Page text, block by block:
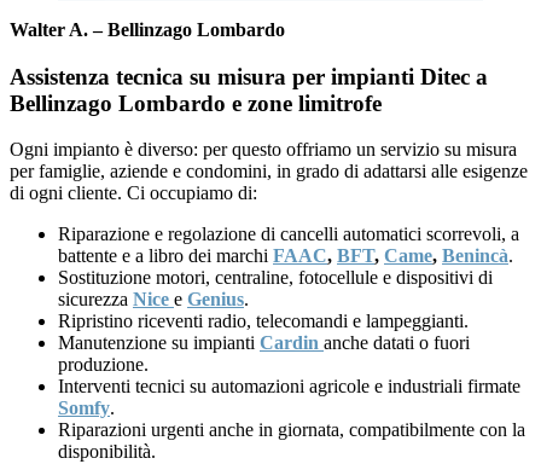
Walter A. – Bellinzago Lombardo
Assistenza tecnica su misura per impianti Ditec a
Bellinzago Lombardo e zone limitrofe
Ogni impianto è diverso: per questo offriamo un servizio su misura
per famiglie, aziende e condomini, in grado di adattarsi alle esigenze
di ogni cliente. Ci occupiamo di:
Riparazione e regolazione di cancelli automatici scorrevoli, a
battente e a libro dei marchi FAAC, BFT, Came, Benincà.
Sostituzione motori, centraline, fotocellule e dispositivi di
sicurezza Nice e Genius.
Ripristino riceventi radio, telecomandi e lampeggianti.
Manutenzione su impianti Cardin anche datati o fuori
produzione.
Interventi tecnici su automazioni agricole e industriali firmate
Somfy.
Riparazioni urgenti anche in giornata, compatibilmente con la
disponibilità.